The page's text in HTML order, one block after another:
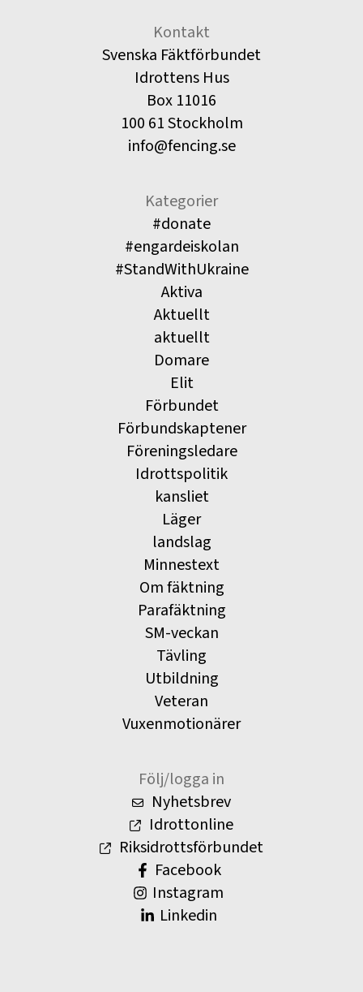
Kontakt
Svenska Fäktförbundet
Idrottens Hus
Box 11016
100 61 Stockholm
info@fencing.se
Kategorier
#donate
#engardeiskolan
#StandWithUkraine
Aktiva
Aktuellt
aktuellt
Domare
Elit
Förbundet
Förbundskaptener
Föreningsledare
Idrottspolitik
kansliet
Läger
landslag
Minnestext
Om fäktning
Parafäktning
SM-veckan
Tävling
Utbildning
Veteran
Vuxenmotionärer
Följ/logga in
Nyhetsbrev
Idrottonline
Riksidrottsförbundet
Facebook
Instagram
Linkedin